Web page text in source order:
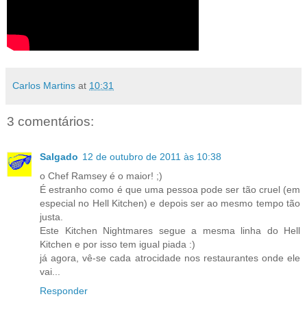
Carlos Martins at 10:31
3 comentários:
Salgado 12 de outubro de 2011 às 10:38
o Chef Ramsey é o maior! ;)
É estranho como é que uma pessoa pode ser tão cruel (em
especial no Hell Kitchen) e depois ser ao mesmo tempo tão
justa.
Este Kitchen Nightmares segue a mesma linha do Hell
Kitchen e por isso tem igual piada :)
já agora, vê-se cada atrocidade nos restaurantes onde ele
vai...
Responder